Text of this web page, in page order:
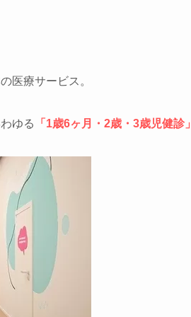
医療サービス。
ゆる 「1歳6ヶ月・2歳・3歳児健診」